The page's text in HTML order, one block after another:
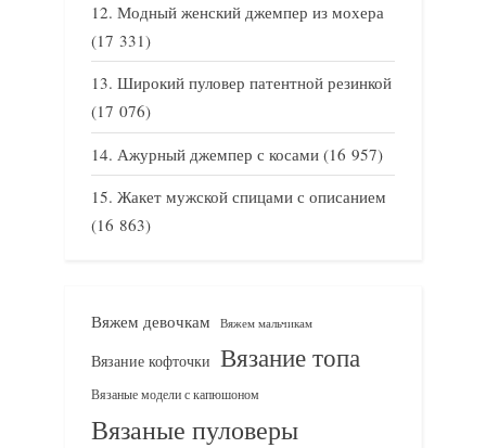
Модный женский джемпер из мохера
(17 331)
Широкий пуловер патентной резинкой
(17 076)
Ажурный джемпер с косами (16 957)
Жакет мужской спицами с описанием
(16 863)
Вяжем девочкам Вяжем мальчикам
Вязание кофточки Вязание топа
Вязаные модели с капюшоном
Вязаные пуловеры